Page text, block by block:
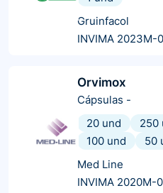
Gruinfacol
INVIMA 2023M-
Orvimox
Cápsulas -
20 und
250
100 und
50
Med Line
INVIMA 2020M-